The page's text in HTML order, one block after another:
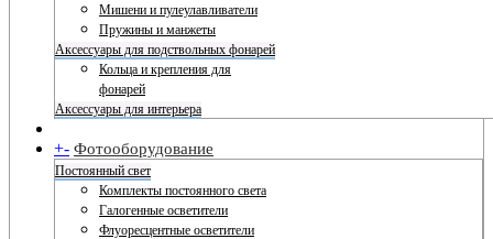
Мишени и пулеулавливатели
Пружины и манжеты
Аксессуары для подствольных фонарей
Кольца и крепления для
фонарей
Аксессуары для интерьера
+- Фотооборудование
Постоянный свет
Комплекты постоянного света
Галогенные осветители
Флуоресцентные осветители